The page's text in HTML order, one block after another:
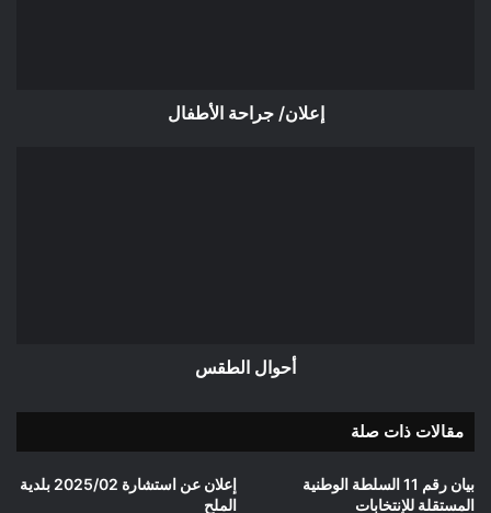
إعلان/ جراحة الأطفال
أحوال الطقس
مقالات ذات صلة
بيان رقم 11 السلطة الوطنية
المستقلة للإنتخابات
إعلان عن استشارة 2025/02 بلدية
الملح